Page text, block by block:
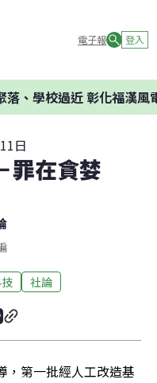
電子報 登入
、學校過近 彰化福漢風
日
罪在貪婪
社論
，第一批經人工改造基